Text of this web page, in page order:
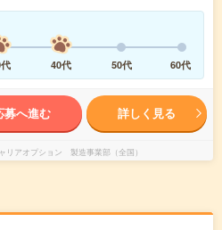
40代 50代 60代
募へ進む 詳しく見る
リアオプション 製造事業部（全国）